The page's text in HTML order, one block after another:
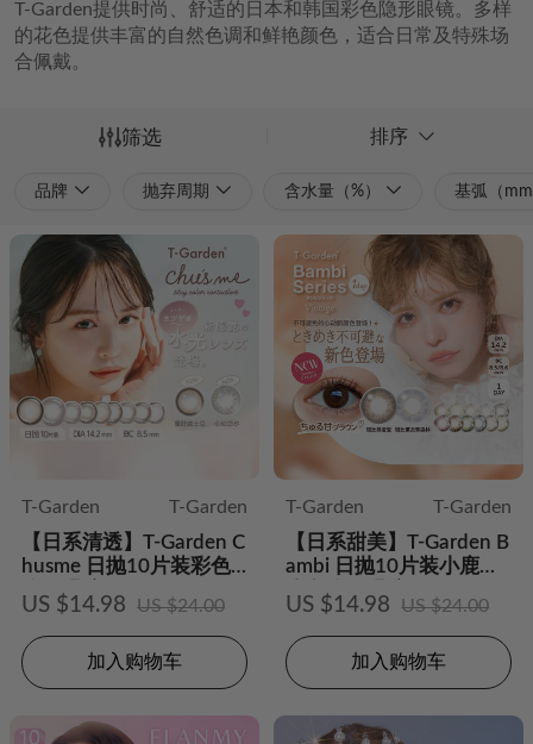
筛选 排序
品牌 抛弃周期 含水量（%） 基弧（
T-Garden
T-Garden
【日系清透】T-Garden C
husme 日抛10片装彩色
隐形眼镜
US $14.98 US $24.00
加入购物车
T-Garden
T-Garden
【日系甜美】T-Garden B
ambi 日抛10片装小鹿眼
彩色隐形眼镜
US $14.98 US $24.00
加入购物车